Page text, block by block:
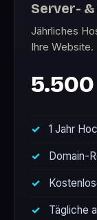
Server-
Jährliches
Ihre Website.
1 Jahr
Domain-
Tägliche